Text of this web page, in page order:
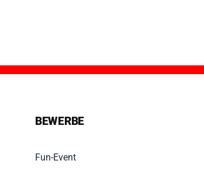
BEWERBE
Fun-Event